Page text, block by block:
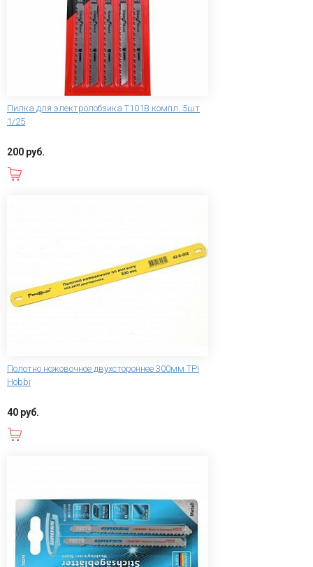
Пилка для электролобзика T101B компл. 5шт
1/25
200 руб.
Полотно ножовочное двухстороннее 300мм TPI
Hobbi
40 руб.